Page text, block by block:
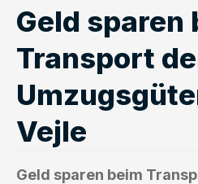
Geld sparen
Transport
Vejle
Geld sparen beim